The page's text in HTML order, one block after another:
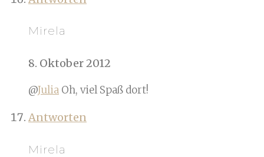
Mirela
8. Oktober 2012
@Julia Oh, viel Spaß dort!
Antworten
Mirela